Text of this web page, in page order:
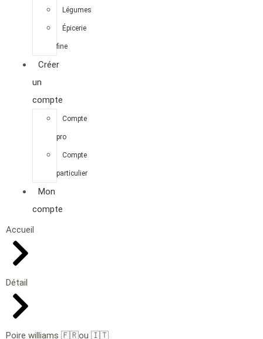
Légumes
Épicerie
fine
Créer
un
compte
Compte
pro
Compte
particulier
Mon
compte
Accueil
Détail
Poire williams 🇫🇷ou 🇮🇹